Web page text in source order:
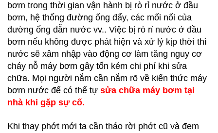
bơm trong thời gian vận hành bị rò rỉ nước ở đầu
bơm, hệ thống đường ống đẩy, các mối nối của
đường ống dẫn nước vv.. Việc bị rò rỉ nước ở đầu
bơm nếu không được phát hiện và xử lý kịp thời thì
nước sẽ xâm nhập vào động cơ làm tăng nguy cơ
cháy nỗ máy bơm gây tốn kém chi phí khi sửa
chữa. Mọi người nắm cần nắm rõ về kiến thức máy
bơm nước để có thể tự sửa chữa máy bơm tại
nhà khi gặp sự cố.
Khi thay phớt mới ta cần tháo rời phớt cũ và đem